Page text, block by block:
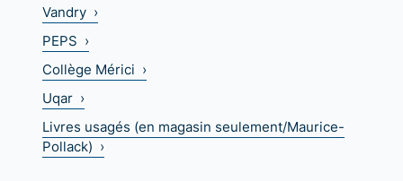
Vandry ›
PEPS ›
Collège Mérici ›
Uqar ›
Livres usagés (en magasin seulement/Maurice-
Pollack) ›